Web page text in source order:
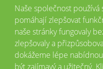
2026 © Copyright
Tyto webové stránky jsou
Naše společnost
pomáhají zlepšovat
naše stránky fungovaly
zlepšovaly a
dokážeme lépe
být zajímavý a užitečný.